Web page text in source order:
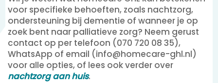
voor specifieke behoeften, zoals nachtzorg,
ondersteuning bij dementie of wanneer je op
zoek bent naar palliatieve zorg? Neem gerust
contact op per telefoon (070 720 08 35),
WhatsApp of email (info@homecare-ghl.nl)
voor alle opties, of lees ook verder over
nachtzorg aan huis.